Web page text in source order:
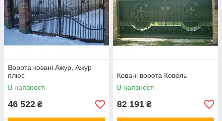
Ворота ковані Ажур, Ажур
плюс
В наявності
46 522 ₴
Ковані ворота Ковель
В наявності
82 191 ₴